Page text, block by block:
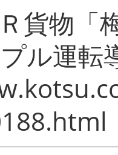
貨物「
ル運転